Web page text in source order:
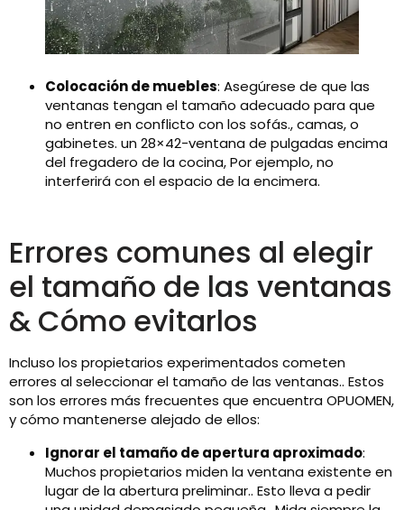
Colocación de muebles: Asegúrese de que las
ventanas tengan el tamaño adecuado para que
no entren en conflicto con los sofás., camas, o
gabinetes. un 28×42-ventana de pulgadas encima
del fregadero de la cocina, Por ejemplo, no
interferirá con el espacio de la encimera.
Errores comunes al elegir
el tamaño de las ventanas
& Cómo evitarlos
Incluso los propietarios experimentados cometen
errores al seleccionar el tamaño de las ventanas.. Estos
son los errores más frecuentes que encuentra OPUOMEN,
y cómo mantenerse alejado de ellos:
Ignorar el tamaño de apertura aproximado:
Muchos propietarios miden la ventana existente en
lugar de la abertura preliminar.. Esto lleva a pedir